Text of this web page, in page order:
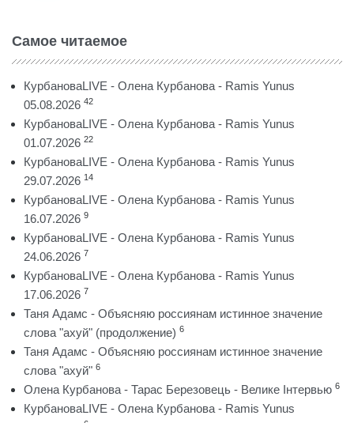
Самое читаемое
КурбановаLIVE - Олена Курбанова - Ramis Yunus
05.08.2026 42
КурбановаLIVE - Олена Курбанова - Ramis Yunus
01.07.2026 22
КурбановаLIVE - Олена Курбанова - Ramis Yunus
29.07.2026 14
КурбановаLIVE - Олена Курбанова - Ramis Yunus
16.07.2026 9
КурбановаLIVE - Олена Курбанова - Ramis Yunus
24.06.2026 7
КурбановаLIVE - Олена Курбанова - Ramis Yunus
17.06.2026 7
Таня Адамс - Объясняю россиянам истинное значение
слова "ахуй" (продолжение) 6
Таня Адамс - Объясняю россиянам истинное значение
слова "ахуй" 6
Олена Курбанова - Тарас Березовець - Велике Інтервью 6
КурбановаLIVE - Олена Курбанова - Ramis Yunus